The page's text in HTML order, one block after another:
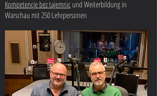
Kompetencje bez tajemnicund Weiterbildung in
Warschau mit 250 Lehrpersonen